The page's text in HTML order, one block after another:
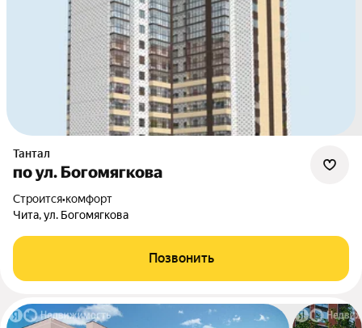
Тантал
по ул. Богомягкова
Строится•комфорт
Чита, ул. Богомягкова
Позвонить